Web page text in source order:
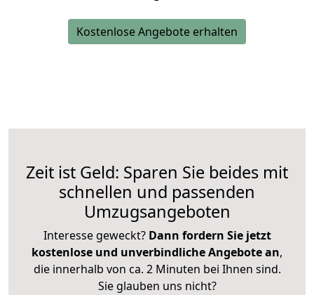
Kostenlose Angebote erhalten
Zeit ist Geld: Sparen Sie beides mit
schnellen und passenden
Umzugsangeboten
Interesse geweckt? Dann fordern Sie jetzt
kostenlose und unverbindliche Angebote an,
die innerhalb von ca. 2 Minuten bei Ihnen sind.
Sie glauben uns nicht?